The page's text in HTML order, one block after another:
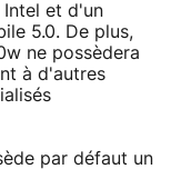
Intel et d'un
5.0. De plus,
ne possèdera
à d'autres
par défaut un